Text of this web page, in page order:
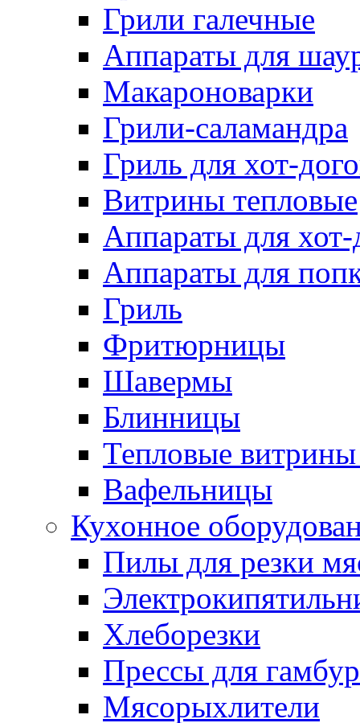
Грили галечные
Аппараты для
Макароноварки
Грили-саламандра
Гриль для хот-
Витрины тепловые
Аппараты для хот-
Аппараты для
Гриль
Фритюрницы
Шавермы
Блинницы
Тепловые витрины
Вафельницы
Кухонное
Пилы для резки
Хлеборезки
Прессы для
Мясорыхлители